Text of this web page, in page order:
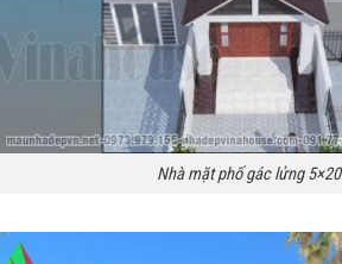
Nhà mặt phố gác lửng 5×20